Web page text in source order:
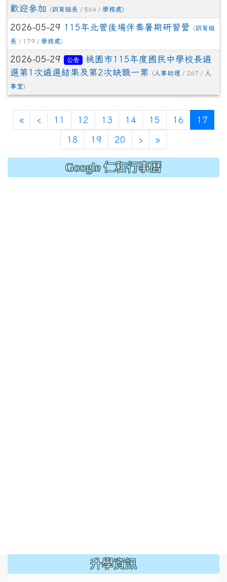
歡迎參加
(訓育組長 / 864 / 學務處)
2026-05-29 115年北管後場伴奏暑期研習營 (訓育組
長 / 179 / 學務處)
2026-05-29 公告
桃園市115年度國民中學校長遴
選第1次遴選結果及第2次缺額一案
( 人事助理 / 267 / 人
事室)
« ‹ 11 12 13 14 15 16 17
18 19 20 › »
Google 仁和行事曆
升學資訊